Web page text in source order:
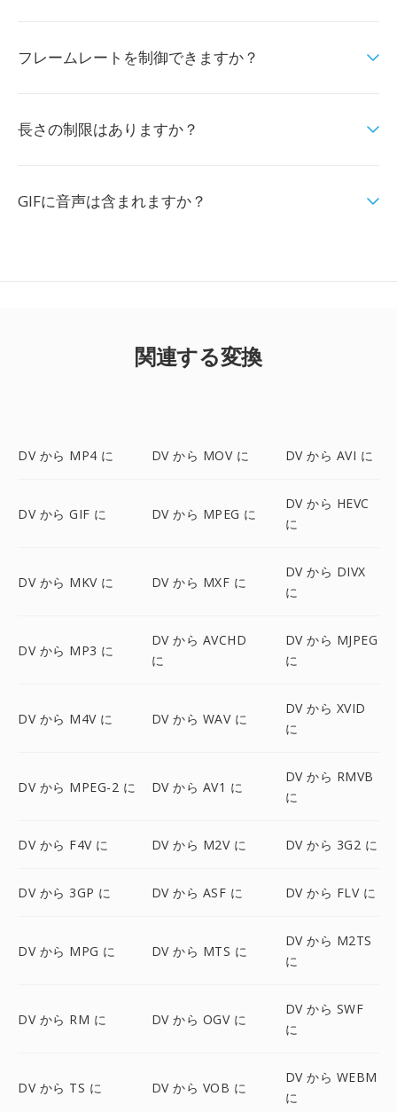
フレームレートを制御できますか？
長さの制限はありますか？
GIFに音声は含まれますか？
関連する変換
DV から MP4 に DV から MOV に DV から AVI に
DV から GIF に DV から MPEG に
DV から HEVC
に
DV から MKV に DV から MXF に
DV から DIVX
に
DV から MP3 に
DV から AVCHD
に
DV から MJPEG
に
DV から M4V に DV から WAV に
DV から XVID
に
DV から MPEG-2 に DV から AV1 に
DV から RMVB
に
DV から F4V に DV から M2V に DV から 3G2 に
DV から 3GP に DV から ASF に DV から FLV に
DV から MPG に DV から MTS に
DV から M2TS
に
DV から RM に DV から OGV に
DV から SWF
に
DV から TS に DV から VOB に
DV から WEBM
に